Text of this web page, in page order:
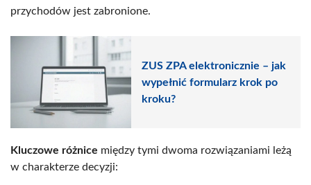
przychodów jest zabronione.
ZUS ZPA elektronicznie – jak
wypełnić formularz krok po
kroku?
Kluczowe różnice między tymi dwoma rozwiązaniami leżą
w charakterze decyzji: